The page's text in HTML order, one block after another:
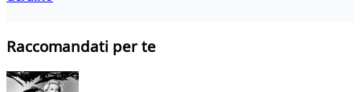
Raccomandati per te